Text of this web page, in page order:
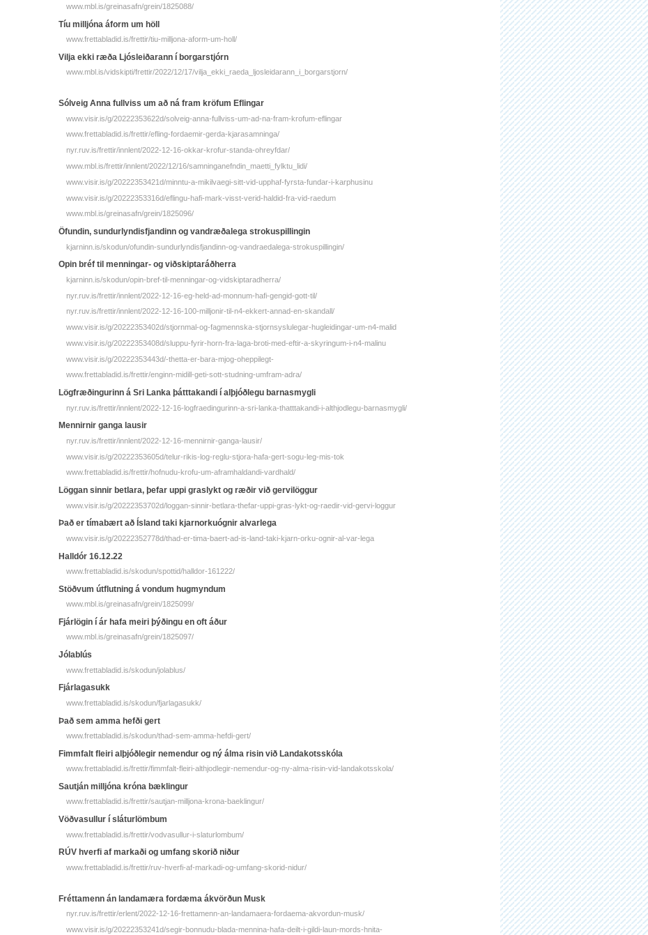
www.mbl.is/greinasafn/grein/1825088/
Tíu milljóna áform um höll
www.frettabladid.is/frettir/tiu-milljona-aform-um-holl/
Vilja ekki ræða Ljósleiðarann í borgarstjórn
www.mbl.is/vidskipti/frettir/2022/12/17/vilja_ekki_raeda_ljosleidarann_i_borgarstjorn/
Sólveig Anna fullviss um að ná fram kröfum Eflingar
www.visir.is/g/20222353622d/solveig-anna-fullviss-um-ad-na-fram-krofum-eflingar
www.frettabladid.is/frettir/efling-fordaemir-gerda-kjarasamninga/
nyr.ruv.is/frettir/innlent/2022-12-16-okkar-krofur-standa-ohreyfdar/
www.mbl.is/frettir/innlent/2022/12/16/samninganefndin_maetti_fylktu_lidi/
www.visir.is/g/20222353421d/minntu-a-mikilvaegi-sitt-vid-upphaf-fyrsta-fundar-i-karphusinu
www.visir.is/g/20222353316d/eflingu-hafi-mark-visst-verid-haldid-fra-vid-raedum
www.mbl.is/greinasafn/grein/1825096/
Öfundin, sundurlyndisfjandinn og vandræðalega strokuspillingin
kjarninn.is/skodun/ofundin-sundurlyndisfjandinn-og-vandraedalega-strokuspillingin/
Opin bréf til menningar- og viðskiptaráðherra
kjarninn.is/skodun/opin-bref-til-menningar-og-vidskiptaradherra/
nyr.ruv.is/frettir/innlent/2022-12-16-eg-held-ad-monnum-hafi-gengid-gott-til/
nyr.ruv.is/frettir/innlent/2022-12-16-100-milljonir-til-n4-ekkert-annad-en-skandall/
www.visir.is/g/20222353402d/stjornmal-og-fagmennska-stjornsyslulegar-hugleidingar-um-n4-malid
www.visir.is/g/20222353408d/sluppu-fyrir-horn-fra-laga-broti-med-eftir-a-skyringum-i-n4-malinu
www.visir.is/g/20222353443d/-thetta-er-bara-mjog-oheppilegt-
www.frettabladid.is/frettir/enginn-midill-geti-sott-studning-umfram-adra/
Lögfræðingurinn á Sri Lanka þátttakandi í alþjóðlegu barnasmygli
nyr.ruv.is/frettir/innlent/2022-12-16-logfraedingurinn-a-sri-lanka-thatttakandi-i-althjodlegu-barnasmygli/
Mennirnir ganga lausir
nyr.ruv.is/frettir/innlent/2022-12-16-mennirnir-ganga-lausir/
www.visir.is/g/20222353605d/telur-rikis-log-reglu-stjora-hafa-gert-sogu-leg-mis-tok
www.frettabladid.is/frettir/hofnudu-krofu-um-aframhaldandi-vardhald/
Löggan sinnir betlara, þefar uppi gras­­lykt og ræðir við gervi­­löggur
www.visir.is/g/20222353702d/loggan-sinnir-betlara-thefar-uppi-gras-lykt-og-raedir-vid-gervi-loggur
Það er tíma­bært að Ís­land taki kjarn­orku­ógnir al­var­lega
www.visir.is/g/20222352778d/thad-er-tima-baert-ad-is-land-taki-kjarn-orku-ognir-al-var-lega
Halldór 16.12.22
www.frettabladid.is/skodun/spottid/halldor-161222/
Stöðvum útflutning á vondum hugmyndum
www.mbl.is/greinasafn/grein/1825099/
Fjárlögin í ár hafa meiri þýðingu en oft áður
www.mbl.is/greinasafn/grein/1825097/
Jólablús
www.frettabladid.is/skodun/jolablus/
Fjárlagasukk
www.frettabladid.is/skodun/fjarlagasukk/
Það sem amma hefði gert
www.frettabladid.is/skodun/thad-sem-amma-hefdi-gert/
Fimmfalt fleiri alþjóðlegir nemendur og ný álma risin við Landakotsskóla
www.frettabladid.is/frettir/fimmfalt-fleiri-althjodlegir-nemendur-og-ny-alma-risin-vid-landakotsskola/
Sautján milljóna króna bæklingur
www.frettabladid.is/frettir/sautjan-milljona-krona-baeklingur/
Vöðvasullur í sláturlömbum
www.frettabladid.is/frettir/vodvasullur-i-slaturlombum/
RÚV hverfi af markaði og umfang skorið niður
www.frettabladid.is/frettir/ruv-hverfi-af-markadi-og-umfang-skorid-nidur/
Fréttamenn án landamæra fordæma ákvörðun Musk
nyr.ruv.is/frettir/erlent/2022-12-16-frettamenn-an-landamaera-fordaema-akvordun-musk/
www.visir.is/g/20222353241d/segir-bonnudu-blada-mennina-hafa-deilt-i-gildi-laun-mords-hnita-